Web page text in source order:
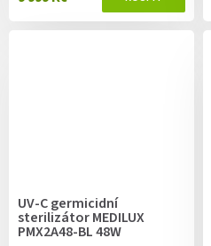
UV-C germicidní
sterilizátor MEDILUX
PMX2A48-BL 48W